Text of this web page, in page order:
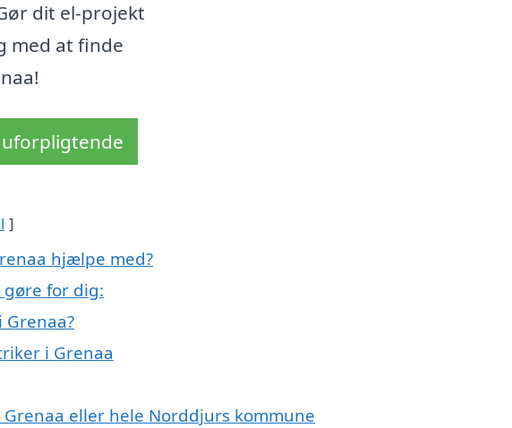
dit el-projekt
med at finde
hjælpe med?
for dig:
i Grenaa
eller hele Norddjurs kommune